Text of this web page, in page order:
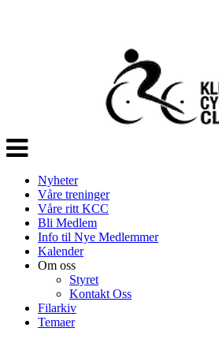
Veksle
navigasjon
Nyheter
Våre treninger
Våre ritt KCC
Bli Medlem
Info til Nye Medlemmer
Kalender
Om oss
Styret
Kontakt Oss
Filarkiv
Temaer